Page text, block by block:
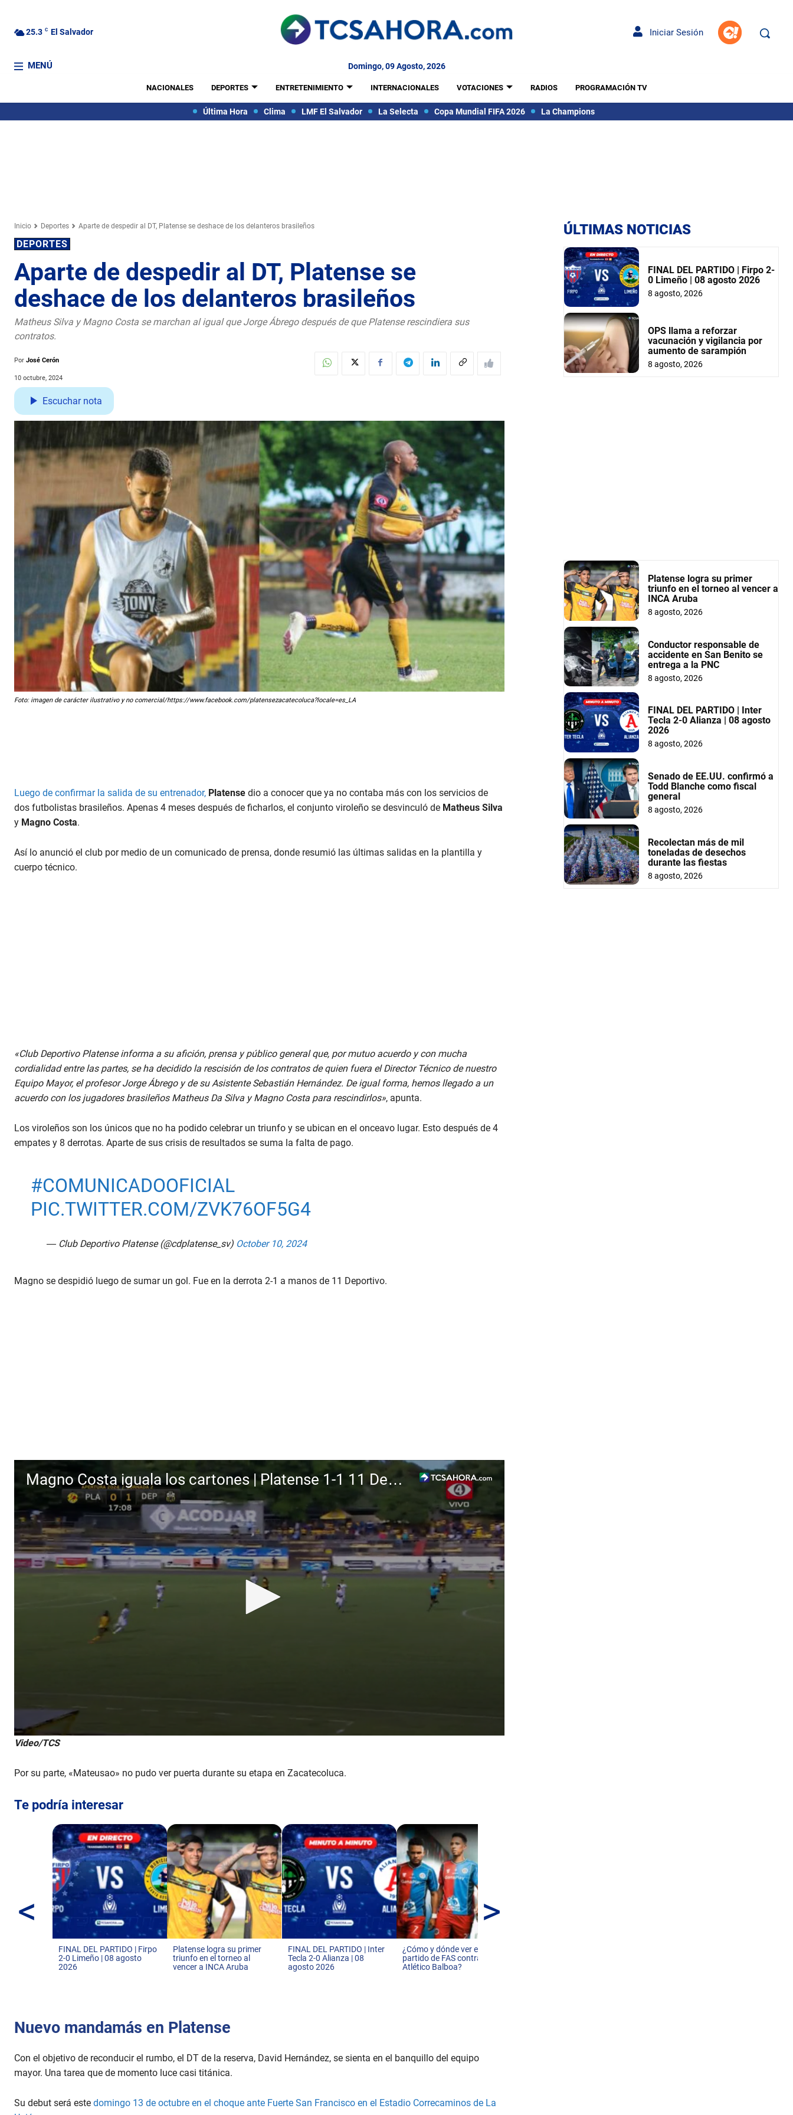
25.3 C El Salvador Iniciar Sesión
MENÚ Domingo, 09 Agosto, 2026
NACIONALES DEPORTES ENTRETENIMIENTO INTERNACIONALES VOTACIONES RADIOS PROGRAMACIÓN TV
Última Hora Clima LMF El Salvador La Selecta Copa Mundial FIFA 2026 La Champions
Inicio Deportes Aparte de despedir al DT, Platense se deshace de los delanteros brasileños
DEPORTES
Aparte de despedir al DT, Platense se
deshace de los delanteros brasileños
Matheus Silva y Magno Costa se marchan al igual que Jorge Ábrego después de que Platense rescindiera sus
contratos.
Por José Cerón
10 octubre, 2024
Escuchar nota
Foto: imagen de carácter ilustrativo y no comercial/https://www.facebook.com/platensezacatecoluca?locale=es_LA
Luego de confirmar la salida de su entrenador, Platense dio a conocer que ya no contaba más con los servicios de
dos futbolistas brasileños. Apenas 4 meses después de ficharlos, el conjunto viroleño se desvinculó de Matheus Silva
y Magno Costa.
Así lo anunció el club por medio de un comunicado de prensa, donde resumió las últimas salidas en la plantilla y
cuerpo técnico.
«Club Deportivo Platense informa a su afición, prensa y público general que, por mutuo acuerdo y con mucha
cordialidad entre las partes, se ha decidido la rescisión de los contratos de quien fuera el Director Técnico de nuestro
Equipo Mayor, el profesor Jorge Ábrego y de su Asistente Sebastián Hernández. De igual forma, hemos llegado a un
acuerdo con los jugadores brasileños Matheus Da Silva y Magno Costa para rescindirlos», apunta.
Los viroleños son los únicos que no ha podido celebrar un triunfo y se ubican en el onceavo lugar. Esto después de 4
empates y 8 derrotas. Aparte de sus crisis de resultados se suma la falta de pago.
#COMUNICADOOFICIAL
PIC.TWITTER.COM/ZVK76OF5G4
— Club Deportivo Platense (@cdplatense_sv) October 10, 2024
Magno se despidió luego de sumar un gol. Fue en la derrota 2-1 a manos de 11 Deportivo.
Magno Costa iguala los cartones | Platense 1-1 11 Deportivo
0
s
c
o
u
m
0
%
Video/TCS
Por su parte, «Mateusao» no pudo ver puerta durante su etapa en Zacatecoluca.
Te podría interesar
<
FINAL DEL PARTIDO | Firpo
2-0 Limeño | 08 agosto
2026
Platense logra su primer
triunfo en el torneo al
vencer a INCA Aruba
FINAL DEL PARTIDO | Inter
Tecla 2-0 Alianza | 08
agosto 2026
¿Cómo y dónde ver el
partido de FAS contra
Atlético Balboa?
>
Nuevo mandamás en Platense
Con el objetivo de reconducir el rumbo, el DT de la reserva, David Hernández, se sienta en el banquillo del equipo
mayor. Una tarea que de momento luce casi titánica.
Su debut será este domingo 13 de octubre en el choque ante Fuerte San Francisco en el Estadio Correcaminos de La
ÚLTIMAS NOTICIAS
FINAL DEL PARTIDO | Firpo 2-
0 Limeño | 08 agosto 2026
8 agosto, 2026
OPS llama a reforzar
vacunación y vigilancia por
aumento de sarampión
8 agosto, 2026
Platense logra su primer
triunfo en el torneo al vencer a
INCA Aruba
8 agosto, 2026
Conductor responsable de
accidente en San Benito se
entrega a la PNC
8 agosto, 2026
FINAL DEL PARTIDO | Inter
Tecla 2-0 Alianza | 08 agosto
2026
8 agosto, 2026
Senado de EE.UU. confirmó a
Todd Blanche como fiscal
general
8 agosto, 2026
Recolectan más de mil
toneladas de desechos
durante las fiestas
8 agosto, 2026